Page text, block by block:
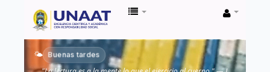
Biblioteca
Unaat
🌤️ Buenas tardes